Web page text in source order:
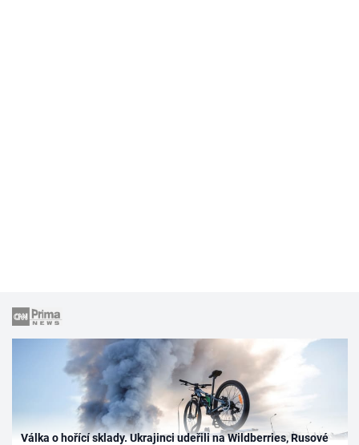
Válka o hořící sklady. Ukrajinci udeřili na Wildberries, Rusové